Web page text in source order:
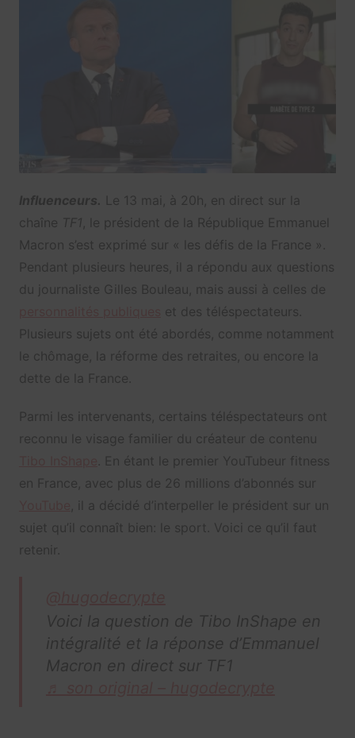
Influenceurs. Le 13 mai, à 20h, en direct sur la
chaîne TF1, le président de la République Emmanuel
Macron s’est exprimé sur « les défis de la France ».
Pendant plusieurs heures, il a répondu aux questions
du journaliste Gilles Bouleau, mais aussi à celles de
et des téléspectateurs.
Plusieurs sujets ont été abordés, comme notamment
le chômage, la réforme des retraites, ou encore la
dette de la France.
Parmi les intervenants, certains téléspectateurs ont
reconnu le visage familier du créateur de contenu
. En étant le premier YouTubeur fitness
en France, avec plus de 26 millions d’abonnés sur
, il a décidé d’interpeller le président sur un
sujet qu’il connaît bien: le sport. Voici ce qu’il faut
retenir.
Voici la question de Tibo InShape en
intégralité et la réponse d’Emmanuel
Macron en direct sur TF1